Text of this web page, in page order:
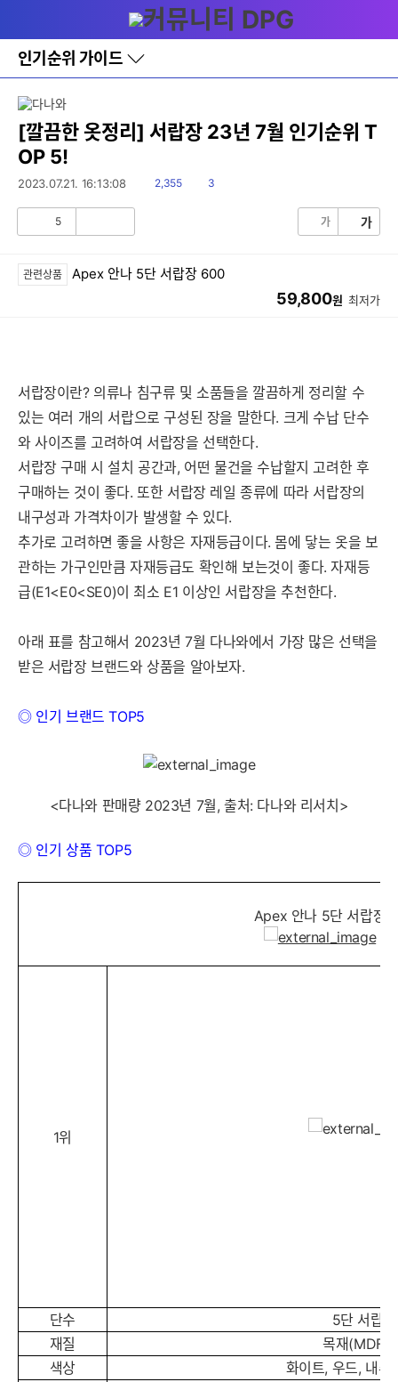
와
홈
인기순위 가이드
바
로
레
이
[깔끔한 옷정리] 서랍장 23년 7월 인기순위 T
OP 5!
2023.07.21. 16:13:08
읽
2,355
댓
3
5 가 가
관련상품 Apex 안나 5단 서랍장 600
59,800원 최저가
서랍장이란? 의류나 침구류 및 소품들을 깔끔하게 정리할 수
있는 여러 개의 서랍으로 구성된 장을 말한다. 크게 수납 단수
와 사이즈를 고려하여 서랍장을 선택한다.
서랍장 구매 시 설치 공간과, 어떤 물건을 수납할지 고려한 후
구매하는 것이 좋다. 또한 서랍장 레일 종류에 따라 서랍장의
내구성과 가격차이가 발생할 수 있다.
추가로 고려하면 좋을 사항은 자재등급이다. 몸에 닿는 옷을 보
관하는 가구인만큼 자재등급도 확인해 보는것이 좋다. 자재등
급(E1<E0<SE0)이 최소 E1 이상인 서랍장을 추천한다.
아래 표를 참고해서 2023년 7월 다나와에서 가장 많은 선택을
받은 서랍장 브랜드와 상품을 알아보자.
◎ 인기 브랜드 TOP5
<다나와 판매량 2023년 7월, 출처: 다나와 리서치>
◎ 인기 상품 TOP5
Apex 안나 5단 서랍장
1위
단수
5단 서랍장
재질
목재(MDF
색상
화이트, 우드, 내추